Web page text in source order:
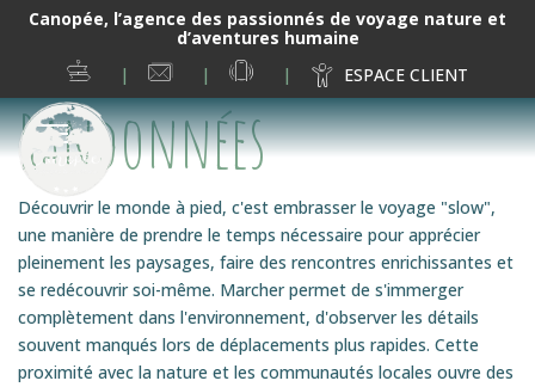
Canopée, l’agence des passionnés de voyage nature et
d’aventures humaine
ESPRIT
CANOPÉE
NOUS
CONTACTER19
38
02
ESPACE CLIENT
Randonnées
Découvrir le monde à pied, c'est embrasser le voyage "slow",
une manière de prendre le temps nécessaire pour apprécier
pleinement les paysages, faire des rencontres enrichissantes et
se redécouvrir soi-même. Marcher permet de s'immerger
complètement dans l'environnement, d'observer les détails
souvent manqués lors de déplacements plus rapides. Cette
proximité avec la nature et les communautés locales ouvre des